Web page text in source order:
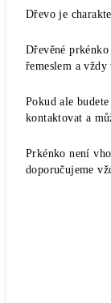
Dřevo je
Dřevěné
řemeslem a vždy
Pokud ale
kontaktovat a
Prkénko není
doporučujeme